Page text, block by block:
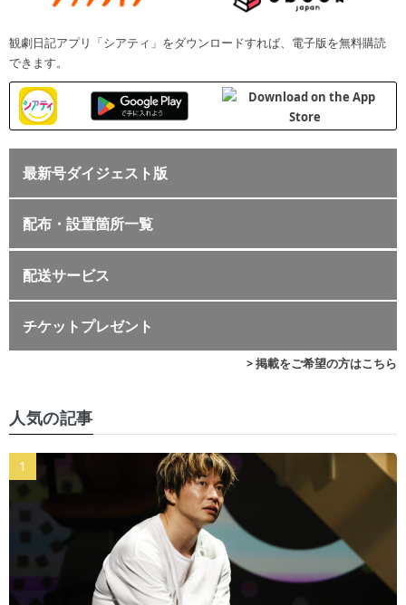
観劇日記アプリ「シアティ」をダウンロードすれば、電子版を無料購読
できます。
最新号ダイジェスト版
配布・設置箇所一覧
配送サービス
チケットプレゼント
> 掲載をご希望の方はこちら
人気の記事